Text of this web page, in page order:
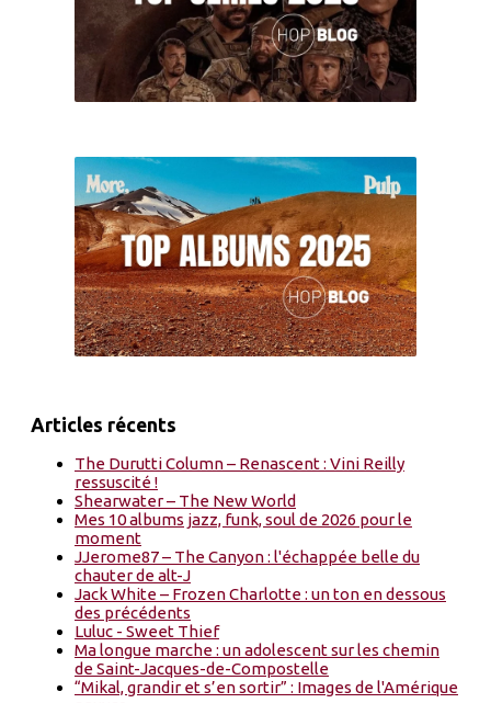
Articles récents
The Durutti Column – Renascent : Vini Reilly
ressuscité !
Shearwater – The New World
Mes 10 albums jazz, funk, soul de 2026 pour le
moment
JJerome87 – The Canyon : l'échappée belle du
chauter de alt-J
Jack White – Frozen Charlotte : un ton en dessous
des précédents
Luluc - Sweet Thief
Ma longue marche : un adolescent sur les chemin
de Saint-Jacques-de-Compostelle
“Mikal, grandir et s’en sortir” : Images de l'Amérique